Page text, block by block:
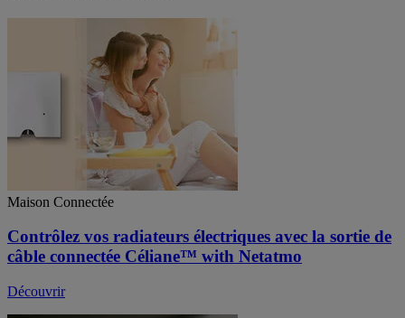
Maison Connectée
Contrôlez vos radiateurs électriques avec la sortie de
câble connectée Céliane™ with Netatmo
Découvrir